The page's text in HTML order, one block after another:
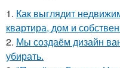
1. Как выглядит
квартира, дом и
2. Мы создаём дизайн
убирать.